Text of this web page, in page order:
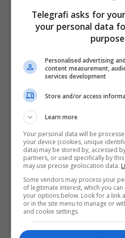
Telegrafi asks for
your personal data
Personalised advertising
content measurement,
services development
Store and/or access
Learn more
Your personal data will be
your device (cookies, unique
data) may be stored by, accessed
partners, or used specifically by
may use precise geolocation data.
Some vendors may process your
of legitimate interest, which you
your options below. Look for a link
or in the site menu to manage or
and cookie settings.